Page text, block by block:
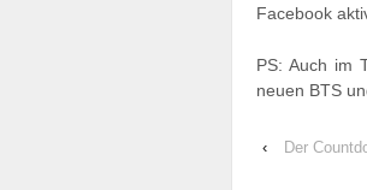
Facebook
PS: Auch im
neuen BTS
‹ Der